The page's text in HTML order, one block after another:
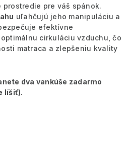
pre váš spánok.
uľahčujú jeho manipuláciu a
efektívne
cirkuláciu vzduchu, čo
matraca a zlepšeniu kvality
dva vankúše zadarmo
líšiť).